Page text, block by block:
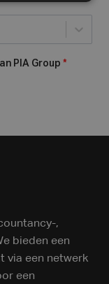
PIA Group *
,
bieden een
via een netwerk
een